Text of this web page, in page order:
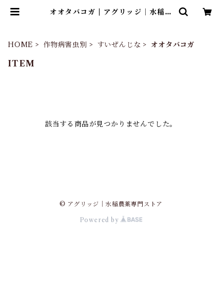
オオタバコガ | アグリッジ｜水稲農
HOME 作物病害虫別 すいぜんじな オオタバコガ
ITEM
該当する商品が見つかりませんでした。
© アグリッジ｜水稲農薬専門ストア
Powered by